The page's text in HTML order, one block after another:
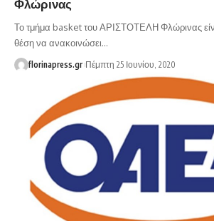
Φλώρινας
Το τμήμα basket του ΑΡΙΣΤΟΤΕΛΗ Φλώρινας
θέση να ανακοινώσει…
florinapress.gr Πέμπτη 25 Ιουνίου, 2020